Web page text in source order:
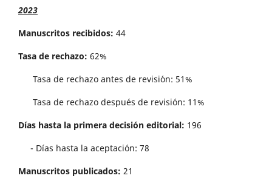
2023
Manuscritos recibidos: 44
Tasa de rechazo: 62%
Tasa de rechazo antes de revisi´on: 51%
Tasa de rechazo después de revisión: 11%
Días hasta la primera decisión editorial: 196
- Días hasta la aceptación: 78
Manuscritos publicados: 21